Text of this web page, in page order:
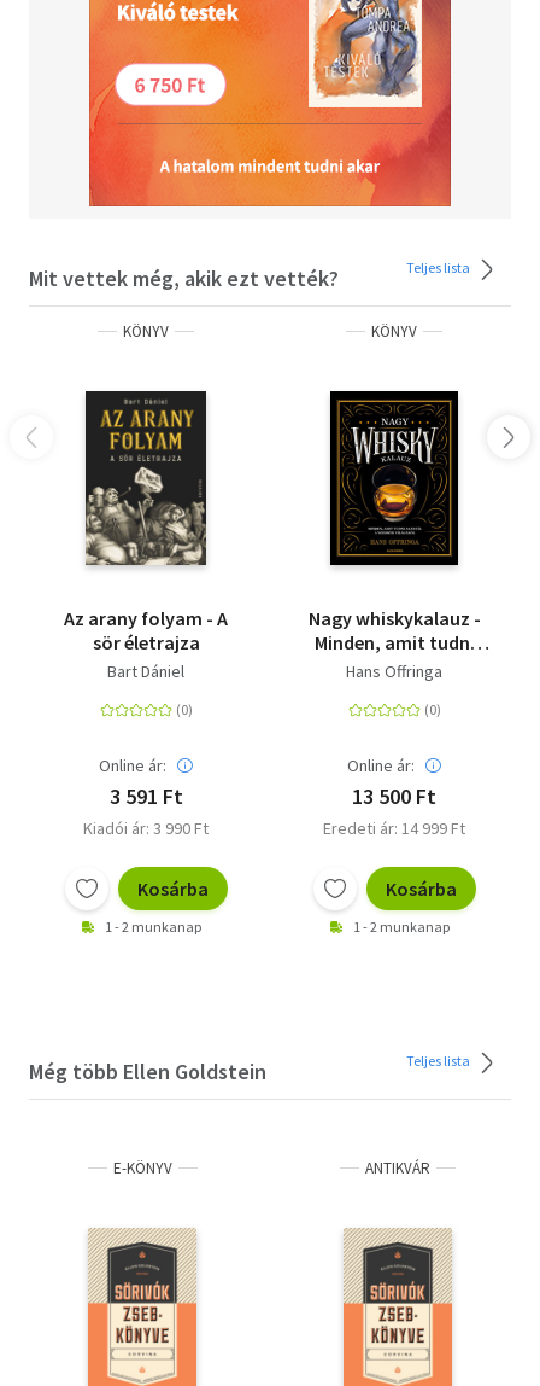
Mit vettek még, akik ezt vették? Teljes lista
KÖNYV
Az arany folyam - A
sör életrajza
Bart Dániel
Online ár:
3 591 Ft
Kiadói ár: 3 990 Ft
Kosárba
1 - 2 munkanap
KÖNYV
Nagy whiskykalauz -
Minden, amit tudni
akartál a whisky
Hans Offringa
Online ár:
13 500 Ft
Eredeti ár: 14 999 Ft
Kosárba
1 - 2 munkanap
Még több Ellen Goldstein Teljes lista
E-KÖNYV ANTIKVÁR